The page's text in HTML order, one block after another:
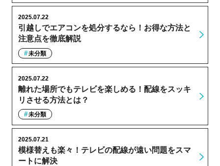
引越しでエアコンを処分するなら！お得な方法と
注意点を徹底解説
2025.07.22
未分類
離れた場所でもテレビを楽しめる！配線をスッキ
リさせる方法とは？
2025.07.22
未分類
模様替えも楽々！テレビの配線が遠い問題をスマ
ートに解決
2025.07.21